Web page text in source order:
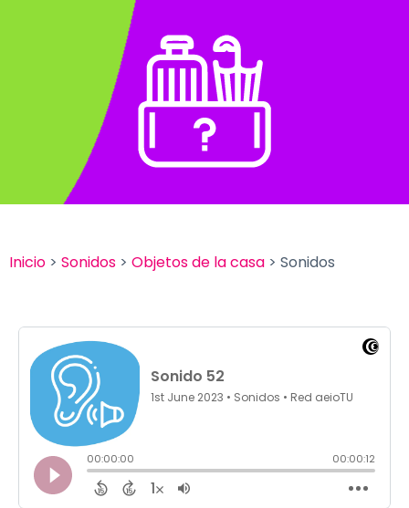
Inicio > Sonidos > Objetos de la casa > Sonidos